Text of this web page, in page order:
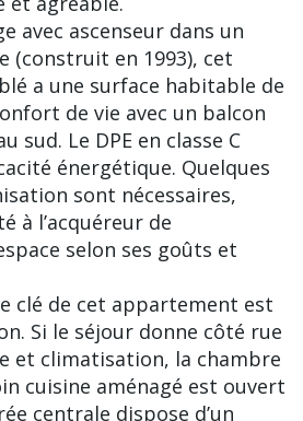
avec ascenseur dans un
(construit en 1993), cet
a une surface habitable de
de vie avec un balcon
sud. Le DPE en classe C
énergétique. Quelques
sont nécessaires,
à l’acquéreur de
selon ses goûts et
clé de cet appartement est
Si le séjour donne côté rue
et climatisation, la chambre
cuisine aménagé est ouvert
centrale dispose d’un